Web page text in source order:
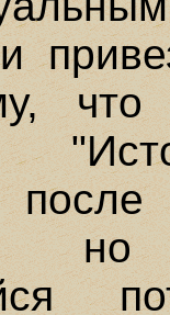
после